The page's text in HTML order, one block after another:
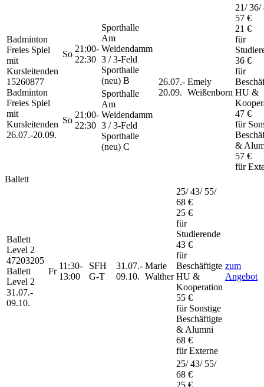
Badminton
Freies Spiel
mit
Kursleitenden
15260877
Badminton
Freies Spiel
mit
Kursleitenden
26.07.-20.09.
So
21:00-
22:30
Sporthalle
Am
Weidendamm
3 / 3-Feld
Sporthalle
(neu) B
So
21:00-
22:30
Sporthalle
Am
Weidendamm
3 / 3-Feld
Sporthalle
(neu) C
26.07.-
20.09.
Emely
Weißenborn
21/ 36/
57 €
21 €
für
36 €
für
HU &
47 €
für
&
57 €
für
Ballett
Ballett
Level 2
47203205
Ballett
Level 2
31.07.-
09.10.
Fr
11:30-
13:00
SFH
G-T
31.07.-
09.10.
Marie
Walther
25/ 43/ 55/
68 €
25 €
für
Studierende
43 €
für
Beschäftigte
HU &
Kooperation
55 €
für Sonstige
Beschäftigte
& Alumni
68 €
für Externe
zum
Angebot
25/ 43/ 55/
68 €
25 €